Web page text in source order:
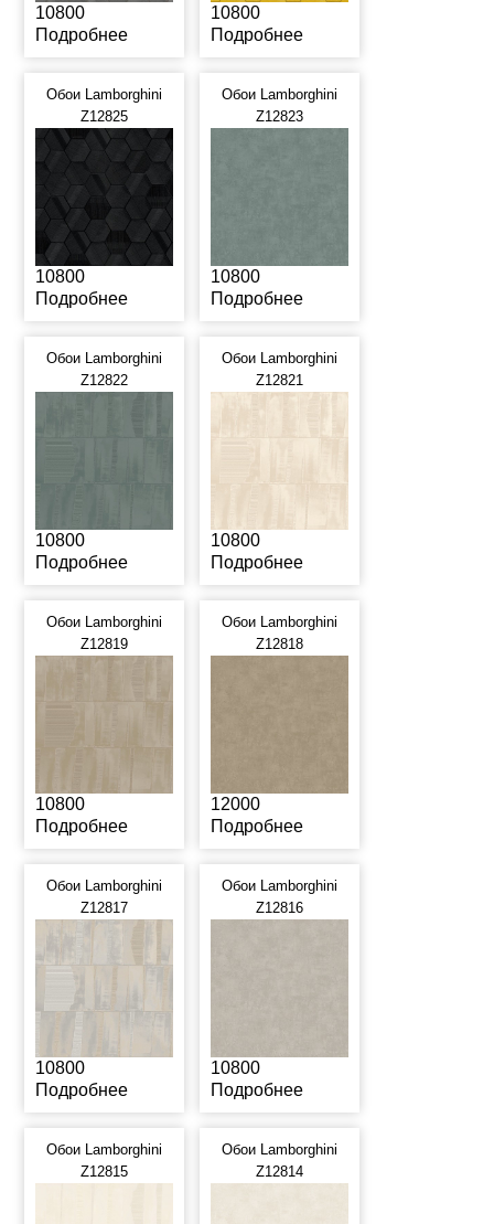
10800
Подробнее
10800
Подробнее
Обои Lamborghini
Z12825
10800
Подробнее
Обои Lamborghini
Z12823
10800
Подробнее
Обои Lamborghini
Z12822
10800
Подробнее
Обои Lamborghini
Z12821
10800
Подробнее
Обои Lamborghini
Z12819
10800
Подробнее
Обои Lamborghini
Z12818
12000
Подробнее
Обои Lamborghini
Z12817
10800
Подробнее
Обои Lamborghini
Z12816
10800
Подробнее
Обои Lamborghini
Z12815
Обои Lamborghini
Z12814